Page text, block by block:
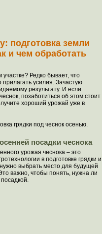
подготовка земли
и чем обработать
Редко бывает, что
прилагать усилия. Зачастую
результату. И если
позаботиться об этом стоит
хороший урожай уже в
грядки под чеснок осенью.
посадки чеснока
урожая чеснока – это
в подготовке грядки и
выбрать место для будущей
важно, чтобы понять, нужна ли